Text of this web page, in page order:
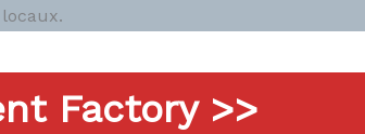
Factory >>